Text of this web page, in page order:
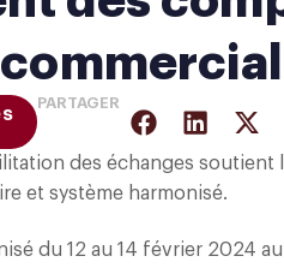
PARTAGER
des échanges
et système harmonisé.
du 12 au 14 février 2024